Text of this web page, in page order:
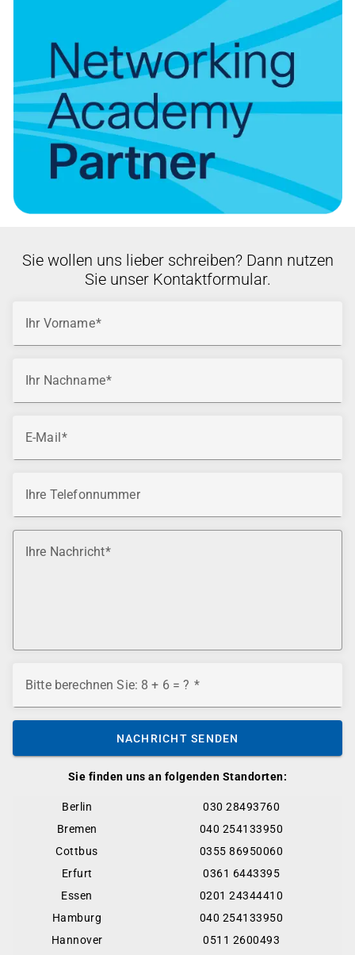
Sie finden uns an folgenden Standorten:
Berlin
030 28493760
Bremen
040 254133950
Cottbus
0355 86950060
Erfurt
0361 6443395
Essen
0201 24344410
Hamburg
040 254133950
Hannover
0511 2600493
Sie wollen uns lieber schreiben? Dann nutzen
Sie unser Kontaktformular.
Ihr Vorname
Ihr Nachname
E-Mail
Ihre Telefonnummer
Ihre Nachricht
Bitte berechnen Sie: 8 + 6 = ?
NACHRICHT SENDEN